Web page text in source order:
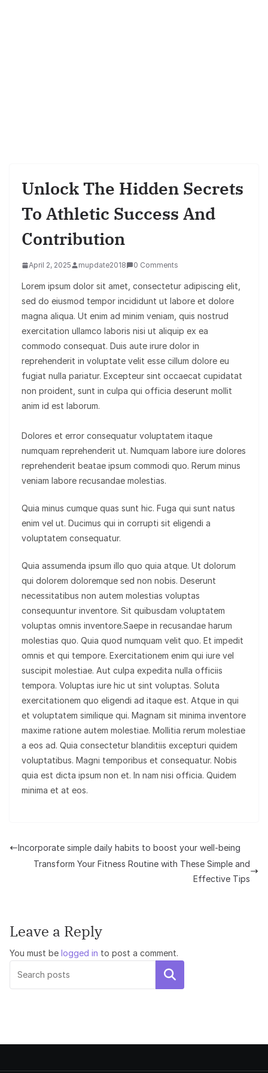
Unlock The Hidden Secrets
To Athletic Success And
Contribution
April 2, 2025 mupdate2018 0 Comments
Lorem ipsum dolor sit amet, consectetur adipiscing elit,
sed do eiusmod tempor incididunt ut labore et dolore
magna aliqua. Ut enim ad minim veniam, quis nostrud
exercitation ullamco laboris nisi ut aliquip ex ea
commodo consequat. Duis aute irure dolor in
reprehenderit in voluptate velit esse cillum dolore eu
fugiat nulla pariatur. Excepteur sint occaecat cupidatat
non proident, sunt in culpa qui officia deserunt mollit
anim id est laborum.
Dolores et error consequatur voluptatem itaque
numquam reprehenderit ut. Numquam labore iure dolores
reprehenderit beatae ipsum commodi quo. Rerum minus
veniam labore recusandae molestias.
Quia minus cumque quas sunt hic. Fuga qui sunt natus
enim vel ut. Ducimus qui in corrupti sit eligendi a
voluptatem consequatur.
Quia assumenda ipsum illo quo quia atque. Ut dolorum
qui dolorem doloremque sed non nobis. Deserunt
necessitatibus non autem molestias voluptas
consequuntur inventore. Sit quibusdam voluptatem
voluptas omnis inventore.Saepe in recusandae harum
molestias quo. Quia quod numquam velit quo. Et impedit
omnis et qui tempore. Exercitationem enim qui iure vel
suscipit molestiae. Aut culpa expedita nulla officiis
tempora. Voluptas iure hic ut sint voluptas. Soluta
exercitationem quo eligendi ad itaque est. Atque in qui
et voluptatem similique qui. Magnam sit minima inventore
maxime ratione autem molestiae. Mollitia rerum molestiae
a eos ad. Quia consectetur blanditiis excepturi quidem
voluptatibus. Magni temporibus et consequatur. Nobis
quia est dicta ipsum non et. In nam nisi officia. Quidem
minima et at eos.
Incorporate simple daily habits to boost your well-being
Transform Your Fitness Routine with These Simple and
Effective Tips
Leave a Reply
You must be logged in to post a comment.
Search